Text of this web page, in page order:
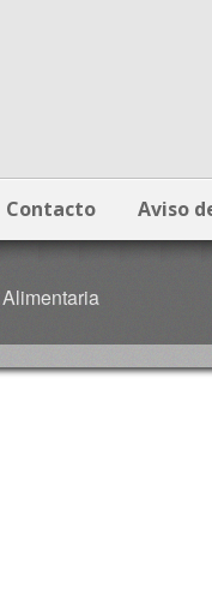
Contacto Aviso